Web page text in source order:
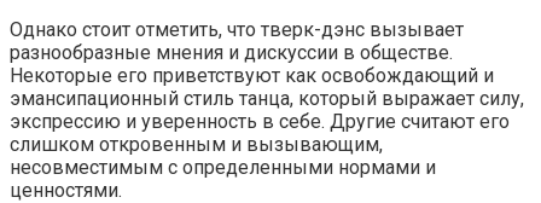
Однако стоит отметить, что тверк-дэнс вызывает
разнообразные мнения и дискуссии в обществе.
Некоторые его приветствуют как освобождающий и
эмансипационный стиль танца, который выражает силу,
экспрессию и уверенность в себе. Другие считают его
слишком откровенным и вызывающим,
несовместимым с определенными нормами и
ценностями.